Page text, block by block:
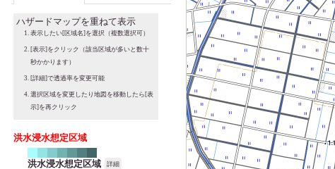
ハザードマップを重ねて表示
表示したい[区域名]を選択（複数選択可）
[表示]をクリック（該当区域が多いと数十
秒かかります）
[詳細]で透過率を変更可能
選択区域を変更したり地図を移動したら[表
示]を再クリック
洪水浸水想定区域
洪水浸水想定区域 詳細